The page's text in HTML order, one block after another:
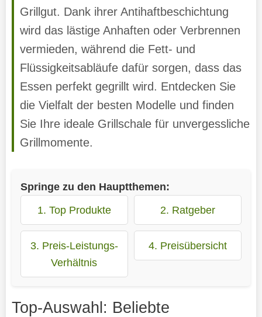
Grillgut. Dank ihrer Antihaftbeschichtung
wird das lästige Anhaften oder Verbrennen
vermieden, während die Fett- und
Flüssigkeitsabläufe dafür sorgen, dass das
Essen perfekt gegrillt wird. Entdecken Sie
die Vielfalt der besten Modelle und finden
Sie Ihre ideale Grillschale für unvergessliche
Grillmomente.
Springe zu den Hauptthemen:
1. Top Produkte
2. Ratgeber
3. Preis-Leistungs-
Verhältnis
4. Preisübersicht
Top-Auswahl: Beliebte